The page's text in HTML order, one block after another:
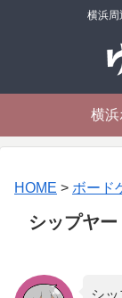
横浜周
横浜
HOME > ボード
シップヤー
シ